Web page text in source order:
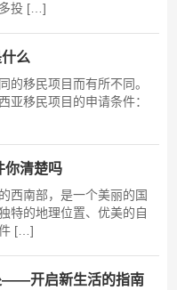
投 […]
么
的移民项目而有所不同。
亚移民项目的申请条件：
你清楚吗
西南部，是一个美丽的国
特的地理位置、优美的自
[…]
——开启新生活的指南